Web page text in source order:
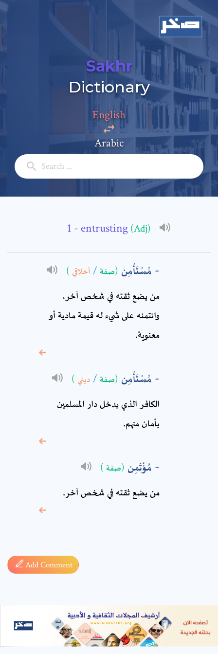
Sakhr
Dictionary
English
Arabic
- entrusting (Adj)
مُسْتَأْمِن (صفة / أخلاقي )
من يضع ثقته في شخص آخر،
وائتمنه على شيء له قيمة مادية أو
معنوية.
مُسْتَأْمِن (صفة / ديني )
الكافر الذي يدخل دار المسلمين
بأمان منهم.
مُؤْتَمِن (صفة )
من يضع ثقته في شخص آخر.
Add Comment
Add a comment
Email: *
Subject: *
Comment: *
* sign, it means are